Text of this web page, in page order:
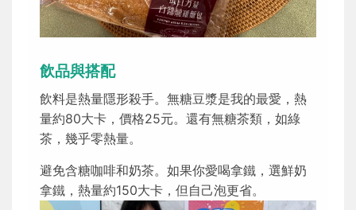
飲品與搭配
飲料是熱量隱形殺手。無糖豆漿是我的最愛，熱
量約80大卡，價格25元。還有無糖茶類，如綠
茶，幾乎零熱量。
避免含糖咖啡和奶茶。如果你愛喝拿鐵，選鮮奶
拿鐵，熱量約150大卡，但自己泡更省。